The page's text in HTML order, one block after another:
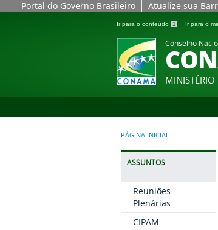
Portal do Governo Brasileiro Atualize sua
Ir para o conteúdo 1 Ir para o
Conselho
PÁGINA INICIAL
ASSUNTOS
Reuniões
Plenárias
CIPAM